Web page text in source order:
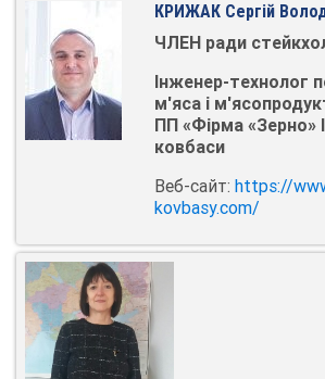
КРИЖАК Сергій
ЧЛЕН ради
Інженер-технолог
м'яса і
ПП «Фірма «Зерно»
ковбаси
Веб-сайт: https://
kovbasy.com/